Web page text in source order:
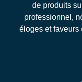
de produits
professionnel,
éloges et faveurs